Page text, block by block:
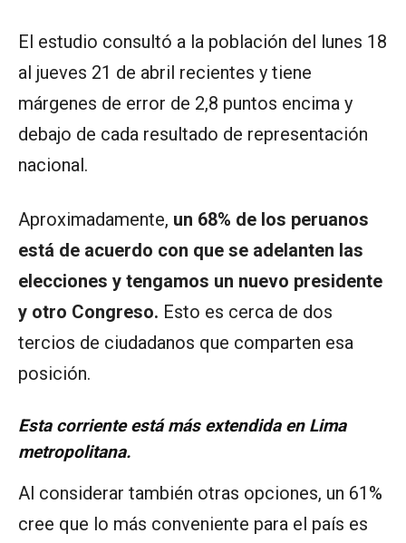
El estudio consultó a la población del lunes 18
al jueves 21 de abril recientes y tiene
márgenes de error de 2,8 puntos encima y
debajo de cada resultado de representación
nacional.
Aproximadamente, un 68% de los peruanos
está de acuerdo con que se adelanten las
elecciones y tengamos un nuevo presidente
y otro Congreso. Esto es cerca de dos
tercios de ciudadanos que comparten esa
posición.
Esta corriente está más extendida en Lima
metropolitana.
Al considerar también otras opciones, un 61%
cree que lo más conveniente para el país es